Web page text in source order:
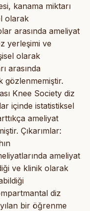
kanama miktarı
olarak
arasında ameliyat
yerleşimi ve
olarak
arasında
gözlenmemiştir.
Knee Society diz
içinde istatistiksel
ameliyat
Çıkarımlar:
ameliyat
ve klinik olarak
diz
bir öğrenme